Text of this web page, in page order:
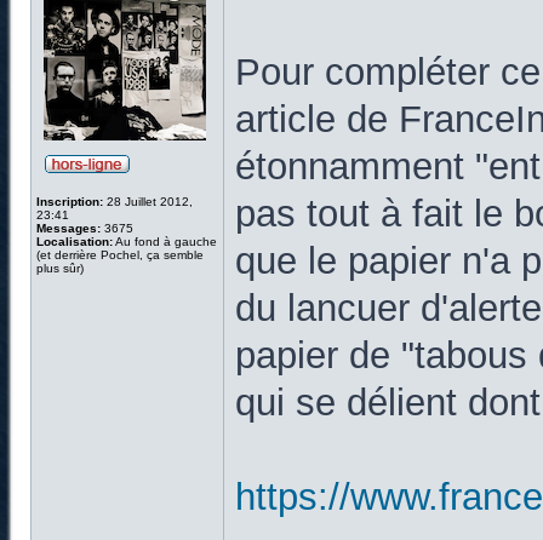
Inscription: 28 Juillet 2012,
23:41
Messages: 3675
Localisation:Au fond à gauche
(et derrière Pochel, ça semble
plus sûr)
Pour compléter
article de
étonnamment
pas tout à fait le
que le papier n'a
du lancuer
papier de
qui se délient
https://